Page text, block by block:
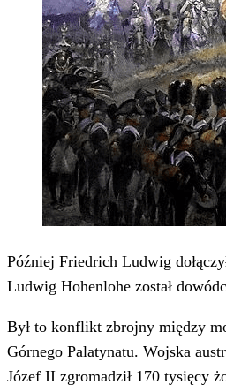
Później Friedrich Ludwig
Ludwig Hohenlohe został
Był to konflikt zbrojny między
Górnego Palatynatu. Wojska
Józef II zgromadził 170 tysięcy